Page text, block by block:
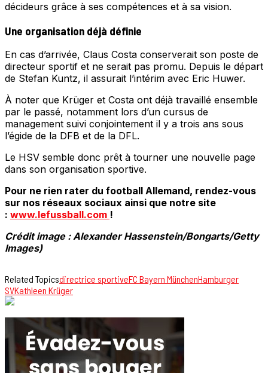
décideurs grâce à ses compétences et à sa vision.
Une organisation déjà définie
En cas d’arrivée, Claus Costa conserverait son poste de
directeur sportif et ne serait pas promu. Depuis le départ
de Stefan Kuntz, il assurait l’intérim avec Eric Huwer.
À noter que Krüger et Costa ont déjà travaillé ensemble
par le passé, notamment lors d’un cursus de
management suivi conjointement il y a trois ans sous
l’égide de la DFB et de la DFL.
Le HSV semble donc prêt à tourner une nouvelle page
dans son organisation sportive.
Pour ne rien rater du football Allemand, rendez-vous
sur nos réseaux sociaux ainsi que notre site
: www.lefussball.com !
Crédit image : Alexander Hassenstein/Bongarts/Getty
Images)
Related Topicsdirectrice sportiveFC Bayern MünchenHamburger
SVKathleen Krüger